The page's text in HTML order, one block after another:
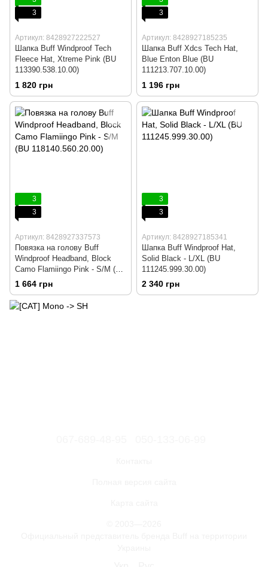
3
Артикул: 8428927222527
Шапка Buff Windproof Tech
Fleece Hat, Xtreme Pink (BU
113390.538.10.00)
1 820 грн
3
Артикул: 8428927185235
Шапка Buff Xdcs Tech Hat,
Blue Enton Blue (BU
111213.707.10.00)
1 196 грн
3
3
Артикул: 8428927337573
Повязка на голову Buff
Windproof Headband, Block
Camo Flamiingo Pink - S/M (BU
118140.560.20.00)
1 664 грн
3
3
Артикул: 8428927185341
Шапка Buff Windproof Hat,
Solid Black - L/XL (BU
111245.999.30.00)
2 340 грн